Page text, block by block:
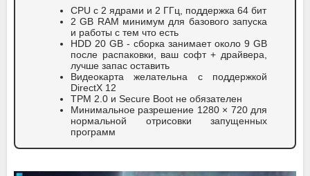
CPU с 2 ядрами и 2 ГГц, поддержка 64 бит
2 GB RAM минимум для базового запуска
и работы с тем что есть
HDD 20 GB - сборка занимает около 9 GB
после распаковки, ваш софт + драйвера,
лучше запас оставить
Видеокарта желательна с поддержкой
DirectX 12
TPM 2.0 и Secure Boot не обязателен
Минимальное разрешение 1280 × 720 для
нормальной отрисовки запущенных
программ